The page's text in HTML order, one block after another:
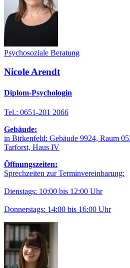
Psychosoziale Beratung
Nicole Arendt
Diplom-Psychologin
Tel.: 0651-201 2066
Gebäude:
in Birkenfeld: Gebäude 9924, Raum
Tarforst, Haus IV
Öffnungszeiten:
Sprechzeiten zur Terminvereinbarung:
Dienstags: 10:00 bis 12:00 Uhr
Donnerstags: 14:00 bis 16:00 Uhr